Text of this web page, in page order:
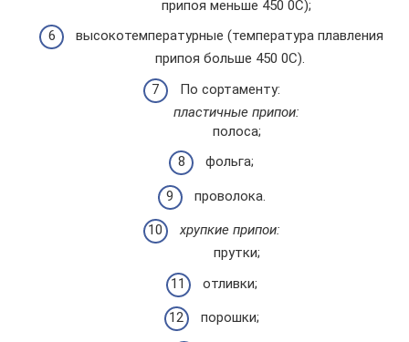
припоя меньше 450 0С);
высокотемпературные (температура плавления
припоя больше 450 0С).
По сортаменту:
пластичные припои:
полоса;
фольга;
проволока.
хрупкие припои:
прутки;
отливки;
порошки;